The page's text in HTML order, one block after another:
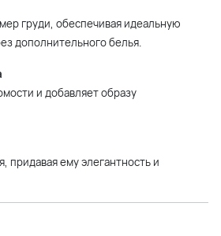
груди, обеспечивая идеальную
дополнительного белья.
и добавляет образу
придавая ему элегантность и